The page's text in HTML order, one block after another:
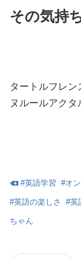
その気持
タートルフレン
ヌルールアクタ
#英語学習 #オ
#英語の楽しさ #英
ちゃん